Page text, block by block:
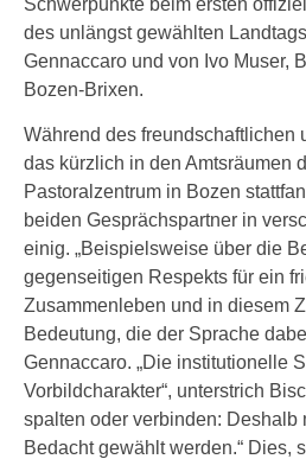
Schwerpunkte beim ersten
des unlängst gewählten
Gennaccaro und von Ivo Muser,
Bozen-Brixen.
Während des freundschaftlichen
das kürzlich in den Amtsräumen
Pastoralzentrum in Bozen
beiden Gesprächspartner in
einig. „Beispielsweise über die
gegenseitigen Respekts für ein
Zusammenleben und in diesem
Bedeutung, die der Sprache
Gennaccaro. „Die institutionelle
Vorbildcharakter“, unterstrich
spalten oder verbinden: Deshalb
Bedacht gewählt werden.“ Dies,